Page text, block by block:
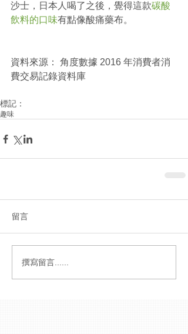
沙士，日本人喝了之後，覺得這款碳酸
飲料的口味有點像酸痛藥布。
資料來源： 角度數據 2016 年消費者消
費交易記錄資料庫
標記：
趣味
留言
撰寫留言......